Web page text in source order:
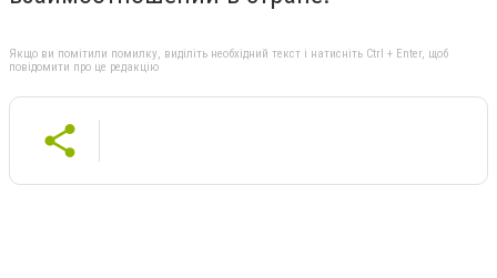
Якщо ви помітили помилку, виділіть необхідний текст і натисніть Ctrl + Enter, щоб
повідомити про це редакцію